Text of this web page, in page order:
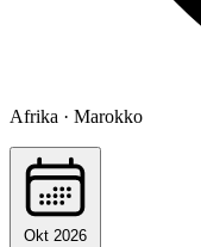
Afrika · Marokko
Okt 2026